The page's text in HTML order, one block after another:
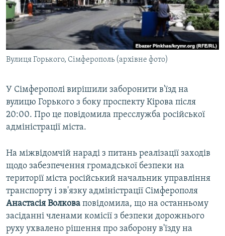
ВІДЕОУРОКИ «ELIFBE»
СВІДЧЕННЯ ОКУПАЦІЇ
УКРАЇНСЬКА ПРОБЛЕМА КРИМУ
ІНФОГРАФІКА
Русский
Qırımtatar
ДОЛУЧАЙСЯ!
Усі сайти RFE/RL
Вулиця Горького, Сімферополь (архівне фото)
У Сімферополі вирішили заборонити в'їзд на
вулицю Горького з боку проспекту Кірова після
20:00. Про це повідомила пресслужба російської
адміністрації міста.
На міжвідомчій нараді з питань реалізації заходів
щодо забезпечення громадської безпеки на
території міста російський начальник управління
транспорту і зв'язку адміністрації Сімферополя
Анастасія Волкова повідомила, що на останньому
засіданні членами комісії з безпеки дорожнього
руху ухвалено рішення про заборону в'їзду на